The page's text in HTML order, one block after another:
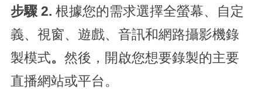
步驟 2. 根據您的需求選擇全螢幕、自定
義、視窗、遊戲、音訊和網路攝影機錄
製模式。 然後，開啟您想要錄製的主要
直播網站或平台。